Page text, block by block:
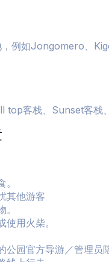
，例如Jongomero、
top客栈、Sunset客栈
其他游客
用火柴。
园官方导游／管理员